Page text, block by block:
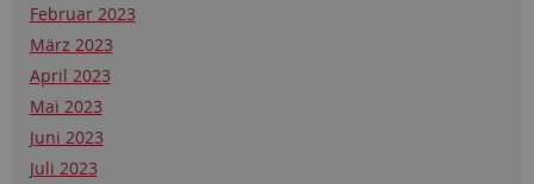
Februar 2023
März 2023
April 2023
Mai 2023
Juni 2023
Juli 2023